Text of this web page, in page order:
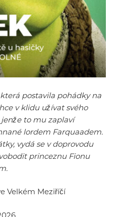
postavila pohádky na
v klidu užívat svého
to mu zaplaví
lordem Farquaadem.
vydá se v doprovodu
princeznu Fionu
Velkém Meziříčí